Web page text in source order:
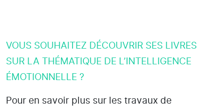
VOUS SOUHAITEZ DÉCOUVRIR SES LIVRES
SUR LA THÉMATIQUE DE L’INTELLIGENCE
ÉMOTIONNELLE ?
Pour en savoir plus sur les travaux de